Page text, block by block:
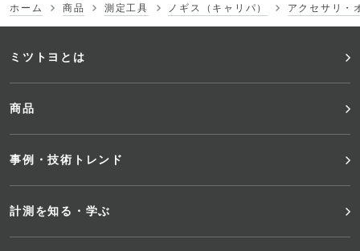
ホーム 商品 測定工具 ノギス（キャリパ） アクセサリ・
フ
ッ
タ
ー
メ
ミツトヨとは
商品
事例・技術トレンド
計測を知る・学ぶ